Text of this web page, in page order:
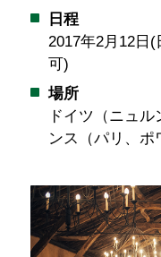
日程
2017年2月12日
可)
場所
ドイツ（ニュ
ンス（パリ、ポ